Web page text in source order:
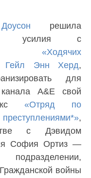
решила
усилия с
«Ходячих
Гейл Энн Херд,
для
канала A&E свой
«Отряд по
,
с Дэвидом
София Ортиз —
войны